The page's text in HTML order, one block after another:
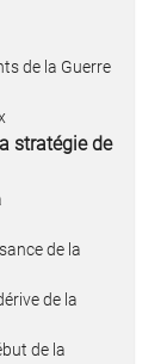
de la Guerre
stratégie de
de la
de la
de la